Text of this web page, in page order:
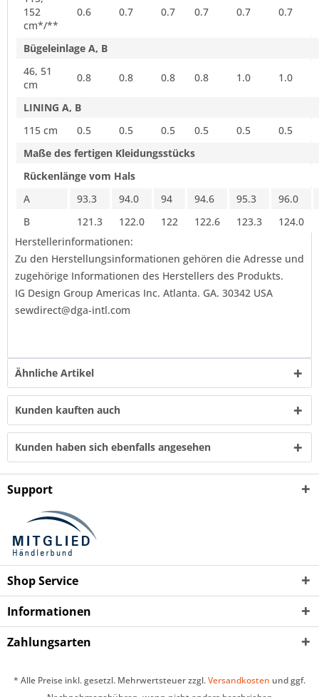
152
cm*/**
0.6 0.7 0.7 0.7 0.7 0.7
Bügeleinlage A, B
46, 51
cm
0.8 0.8 0.8 0.8 1.0 1.0
LINING A, B
115 cm
0.5 0.5 0.5 0.5 0.5
0.5
Maße des fertigen Kleidungsstücks
Rückenlänge vom Hals
A
93.3 94.0 94 94.6 95.3
96.0
B
121.3 122.0 122 122.6 123.3
124.0
Herstellerinformationen:
Zu den Herstellungsinformationen gehören die Adresse und
zugehörige Informationen des Herstellers des Produkts.
IG Design Group Americas Inc. Atlanta. GA. 30342 USA
sewdirect@dga-intl.com
Ähnliche Artikel
Kunden kauften auch
Kunden haben sich ebenfalls angesehen
Support
Shop Service
Informationen
Zahlungsarten
* Alle Preise inkl. gesetzl. Mehrwertsteuer zzgl.Versandkosten und ggf.